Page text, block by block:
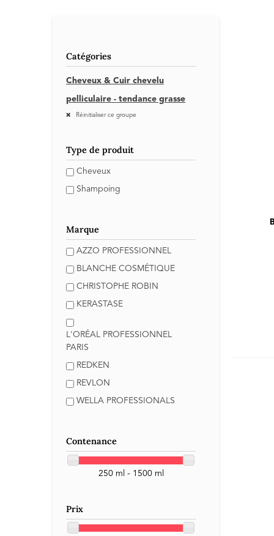
Catégories
Cheveux & Cuir chevelu
pelliculaire - tendance grasse
Réinitialiser ce groupe
Type de produit
Cheveux
Shampoing
Marque
AZZO PROFESSIONNEL
BLANCHE COSMÉTIQUE
CHRISTOPHE ROBIN
KERASTASE
L'ORÉAL PROFESSIONNEL
PARIS
REDKEN
REVLON
WELLA PROFESSIONALS
Contenance
250 ml - 1500 ml
Prix